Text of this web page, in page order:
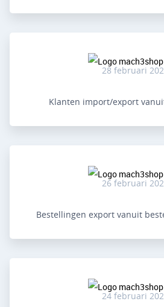
28 februari
Klanten import/export
26 februari
Bestellingen export vanuit
24 februari